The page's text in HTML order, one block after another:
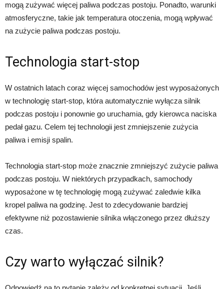
mogą zużywać więcej paliwa podczas postoju. Ponadto, warunki
atmosferyczne, takie jak temperatura otoczenia, mogą wpływać
na zużycie paliwa podczas postoju.
Technologia start-stop
W ostatnich latach coraz więcej samochodów jest wyposażonych
w technologię start-stop, która automatycznie wyłącza silnik
podczas postoju i ponownie go uruchamia, gdy kierowca naciska
pedał gazu. Celem tej technologii jest zmniejszenie zużycia
paliwa i emisji spalin.
Technologia start-stop może znacznie zmniejszyć zużycie paliwa
podczas postoju. W niektórych przypadkach, samochody
wyposażone w tę technologię mogą zużywać zaledwie kilka
kropel paliwa na godzinę. Jest to zdecydowanie bardziej
efektywne niż pozostawienie silnika włączonego przez dłuższy
czas.
Czy warto wyłączać silnik?